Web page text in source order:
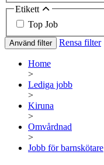
Etikett
Top Job
Använd filter Rensa filter
Home
>
Lediga jobb
>
Kiruna
>
Omvårdnad
>
Jobb för barnskötare